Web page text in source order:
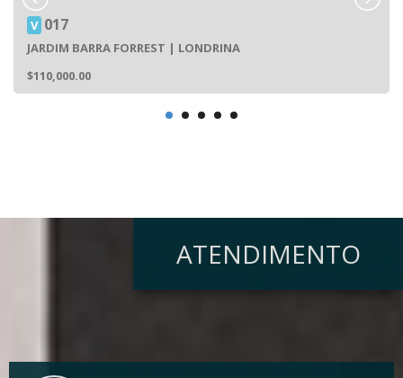
V 017
JARDIM BARRA FORREST | LONDRINA
$110,000.00
ATENDIMENTO